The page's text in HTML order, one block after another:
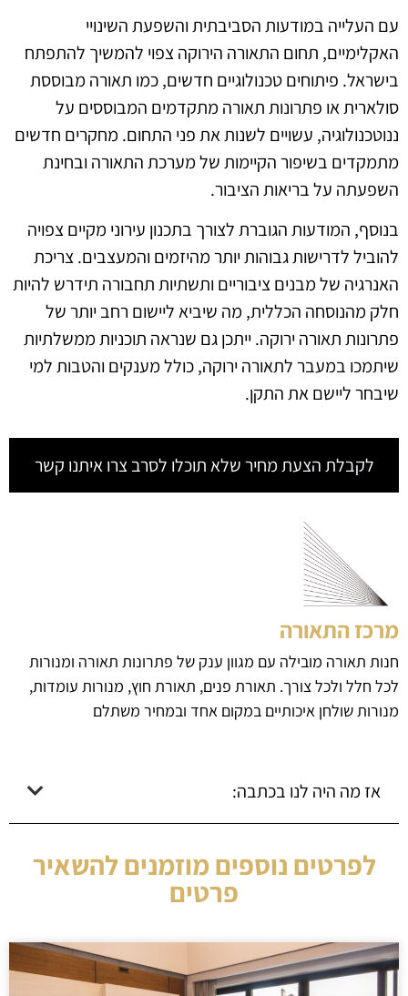
עם העלייה במודעות הסביבתית והשפעת השינויי
האקלימיים, תחום התאורה הירוקה צפוי להמשיך להתפתח
בישראל. פיתוחים טכנולוגיים חדשים, כמו תאורה מבוססת
סולארית או פתרונות תאורה מתקדמים המבוססים על
ננוטכנולוגיה, עשויים לשנות את פני התחום. מחקרים חדשים
מתמקדים בשיפור הקיימות של מערכת התאורה ובחינת
השפעתה על בריאות הציבור.
בנוסף, המודעות הגוברת לצורך בתכנון עירוני מקיים צפויה
להוביל לדרישות גבוהות יותר מהיזמים והמעצבים. צריכת
האנרגיה של מבנים ציבוריים ותשתיות תחבורה תידרש להיות
חלק מהנוסחה הכללית, מה שיביא ליישום רחב יותר של
פתרונות תאורה ירוקה. ייתכן גם שנראה תוכניות ממשלתיות
שיתמכו במעבר לתאורה ירוקה, כולל מענקים והטבות למי
שיבחר ליישם את התקן.
לקבלת הצעת מחיר שלא תוכלו לסרב צרו איתנו קשר
מרכז התאורה
חנות תאורה מובילה עם מגוון ענק של פתרונות תאורה ומנורות
לכל חלל ולכל צורך. תאורת פנים, תאורת חוץ, מנורות עומדות,
מנורות שולחן איכותיים במקום אחד ובמחיר משתלם
אז מה היה לנו בכתבה:
לפרטים נוספים מוזמנים להשאיר
פרטים